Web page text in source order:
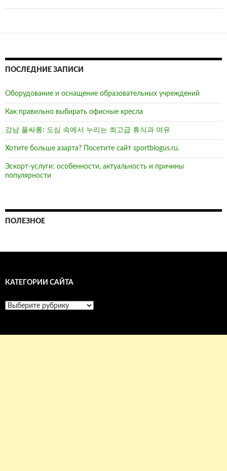
ПОСЛЕДНИЕ ЗАПИСИ
Оборудование и оснащение образовательных учреждений
Как правильно выбирать офисные кресла
강남 풀싸롱: 도심 속에서 누리는 최고급 휴식과 여유
Хотите больше азарта? Посетите сайт sportblogus.ru.
Эскорт-услуги: особенности, актуальность и причины
популярности
ПОЛЕЗНОЕ
КАТЕГОРИИ САЙТА
Категории